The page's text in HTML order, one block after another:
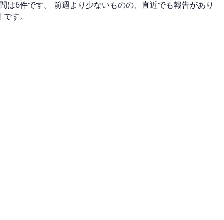
6件です。 前週より少ないものの、直近でも報告があり
す。